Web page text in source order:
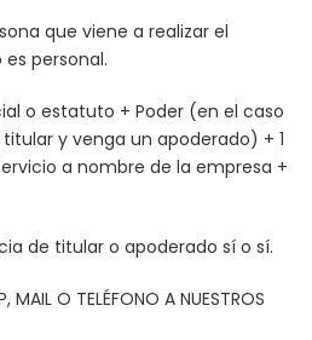
que viene a realizar el
personal.
o estatuto + Poder (en el caso
y venga un apoderado) + 1
a nombre de la empresa +
de titular o apoderado sí o sí.
MAIL O TELÉFONO A NUESTROS